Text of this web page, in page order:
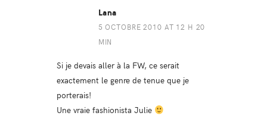
Lana
5 OCTOBRE 2010 AT 12 H 20
MIN
Si je devais aller à la FW, ce serait
exactement le genre de tenue que je
porterais!
Une vraie fashionista Julie